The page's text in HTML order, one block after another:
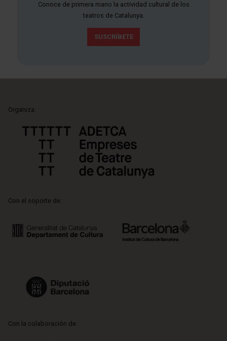
Conoce de primera mano la actividad cultural de los
teatros de Catalunya.
SUSCRÍBETE
Organiza:
Con el soporte de:
Con la colaboración de: